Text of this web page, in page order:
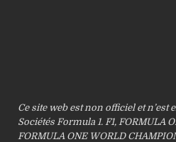
Ce site web est non officiel et n’est
Sociétés Formula 1. F1, FORMULA
FORMULA ONE WORLD